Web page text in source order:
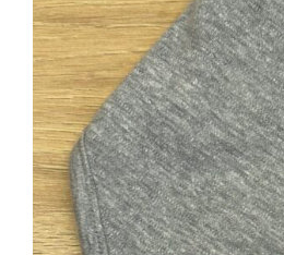
SELECT OPTIONS /